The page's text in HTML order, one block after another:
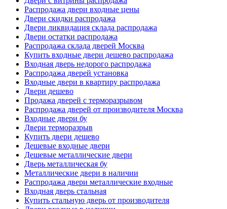
Распродажа двери входные цены
Двери скидки распродажа
Двери ликвидация склада распродажа
Двери остатки распродажа
Распродажа склада дверей Москва
Купить входные двери дешево распродажа
Входная дверь недорого распродажа
Распродажа дверей установка
Входные двери в квартиру распродажа
Двери дешево
Продажа дверей с терморазрывом
Распродажа дверей от производителя Москва
Входные двери бу
Двери терморазрыв
Купить двери дешево
Дешевые входные двери
Дешевые металлические двери
Дверь металлическая бу
Металлические двери в наличии
Распродажа двери металлические входные
Входная дверь стальная
Купить стальную дверь от производителя